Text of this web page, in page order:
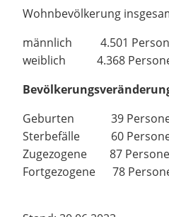
Wohnbevölkerung
männlich 4.501
weiblich 4.368
Geburten 39
Sterbefälle 60
Zugezogene 87
Fortgezogene 78